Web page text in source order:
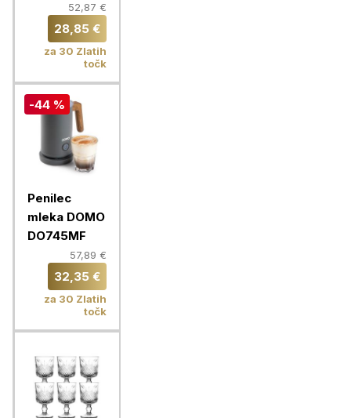
52,87 €
28,85 €
za 30 Zlatih
točk
-44 %
Penilec
mleka DOMO
DO745MF
57,89 €
32,35 €
za 30 Zlatih
točk